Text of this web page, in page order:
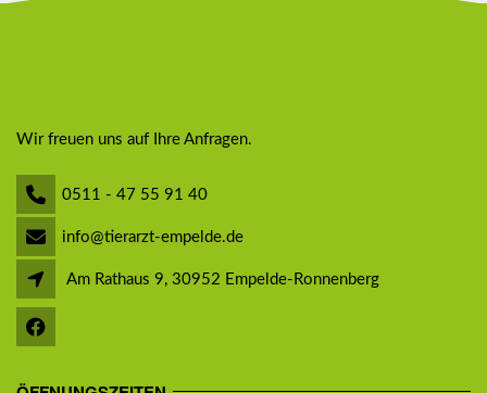
Wir freuen uns auf Ihre Anfragen.
0511 - 47 55 91 40
info@tierarzt-empelde.de
Am Rathaus 9, 30952 Empelde-Ronnenberg